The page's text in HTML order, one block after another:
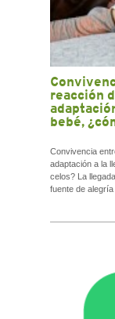
reacción
bebé,
Convivencia
adaptación a la
celos? La
fuente de